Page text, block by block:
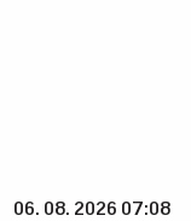
06. 08. 2026 07:08